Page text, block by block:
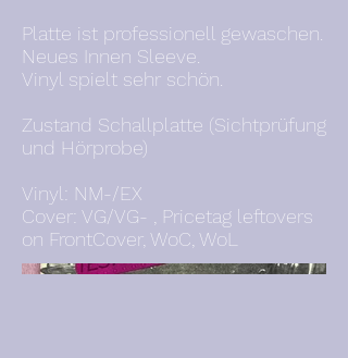
Platte ist professionell gewaschen.
Neues Innen Sleeve.
Vinyl spielt sehr schön.
Zustand Schallplatte (Sichtprüfung
und Hörprobe)
Vinyl: NM-/EX
Cover: VG/VG- , Pricetag leftovers
on FrontCover, WoC, WoL